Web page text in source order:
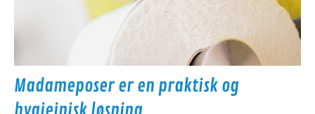
Madameposer er en praktisk og